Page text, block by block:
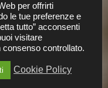
vari.
gli alimenti
per offrirti
le tue preferenze e
tutto” acconsenti
visitare
controllato.
Cookie Policy